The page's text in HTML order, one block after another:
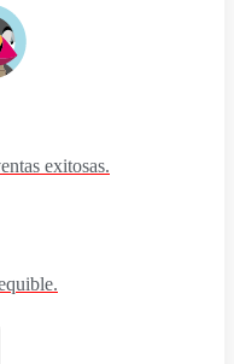
exitosas.